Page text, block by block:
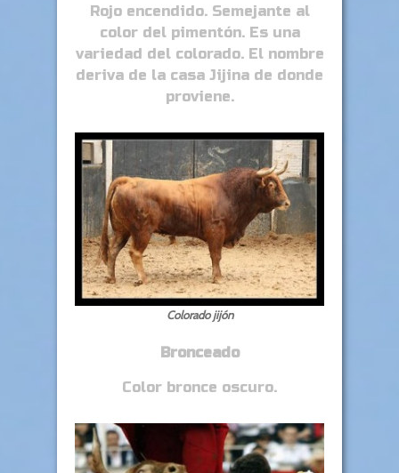
Rojo encendido. Semejante al
color del pimentón. Es una
variedad del colorado. El nombre
deriva de la casa Jijina de donde
proviene.
Colorado jijón
Bronceado
Color bronce oscuro.